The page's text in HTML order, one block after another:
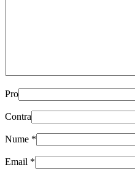
Pro
Contra
Nume *
Email *